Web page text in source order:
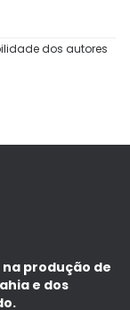
dos autores
produção de
e dos